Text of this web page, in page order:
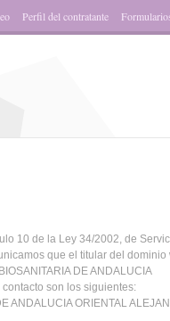
Perfil del contratante
10 de la Ley 34/2002, de
que el titular del dominio
DE ANDALUCIA
son los siguientes:
ANDALUCIA ORIENTAL